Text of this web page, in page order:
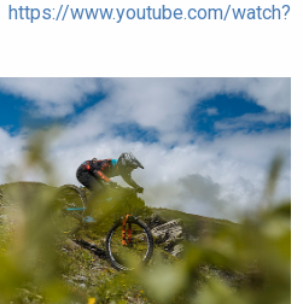
https://www.youtube.com/watch?